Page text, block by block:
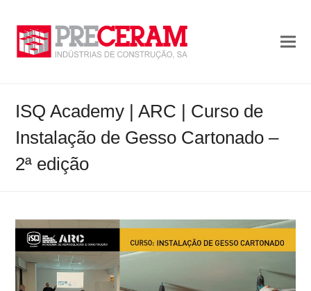
ISQ Academy | ARC | Curso de
Instalação de Gesso Cartonado –
2ª edição